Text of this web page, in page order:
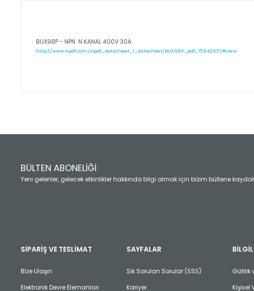
BUX98P - NPN N KANAL 400V 30A
http://www.icpdf.com/icpdf_datasheet_1_datasheet/BUX98P_pdf_1584280/#view
Ürün açıklamasında eksik bilgiler bulunuyor.
Ürün fiyatı diğer sitelerden daha pahalı.
Bu ürüne benzer farklı alternatifler olmalı.
BÜLTEN ABONELİĞİ
Yeni gelenler, gelecek etkinlikler hakkında bilgi almak için bizim bültene
SİPARİŞ VE TESLİMAT
Bize Ulaşın
Elektronik Devre Elemanları
SAYFALAR
Sık Sorulan Sorular (SSS)
Kariyer
Gizlilik
Kişisel